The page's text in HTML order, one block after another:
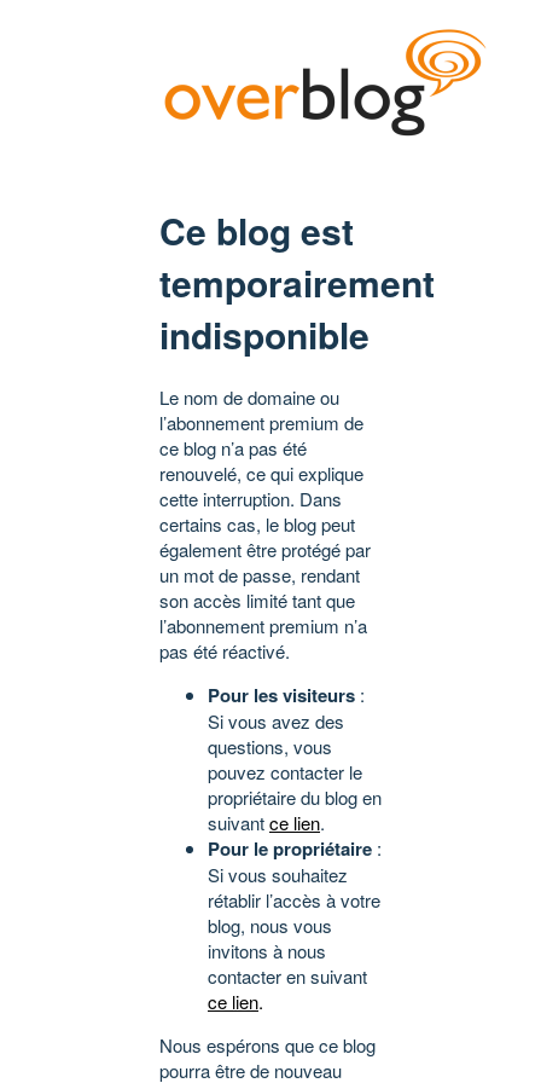
Ce blog est
temporairement
indisponible
Le nom de domaine ou
l’abonnement premium de
ce blog n’a pas été
renouvelé, ce qui explique
cette interruption. Dans
certains cas, le blog peut
également être protégé par
un mot de passe, rendant
son accès limité tant que
l’abonnement premium n’a
pas été réactivé.
Pour les visiteurs :
Si vous avez des
questions, vous
pouvez contacter le
propriétaire du blog en
suivantce lien.
Pour le propriétaire :
Si vous souhaitez
rétablir l’accès à votre
blog, nous vous
invitons à nous
contacter en suivant
ce lien.
Nous espérons que ce blog
pourra être de nouveau